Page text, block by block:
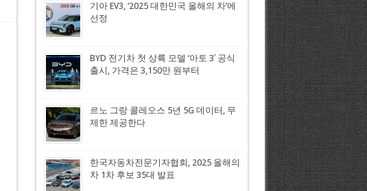
기아 EV3, ‘2025 대한민국 올해의 차’에
선정
BYD 전기차 첫 상륙 모델 ‘아토 3′ 공식
출시, 가격은 3,150만 원부터
르노 그랑 콜레오스 5년 5G 데이터, 무
제한 제공한다
한국자동차전문기자협회, 2025 올해의
차 1차 후보 35대 발표